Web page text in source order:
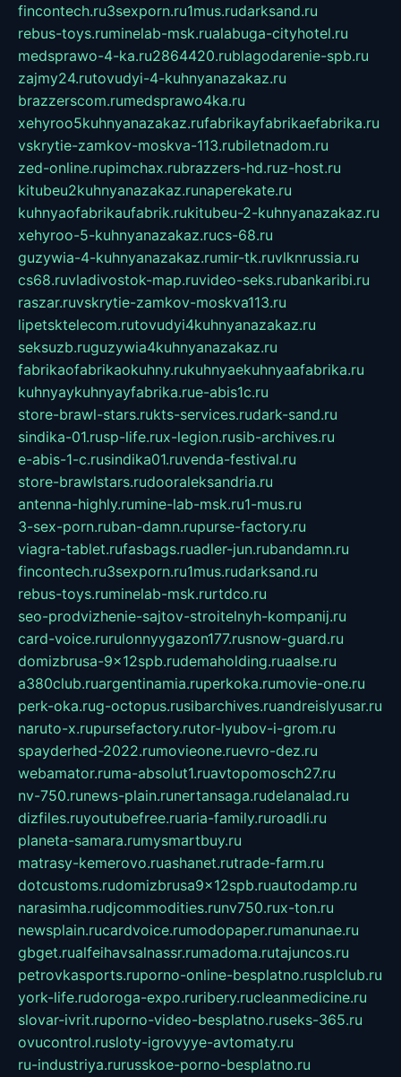
fincontech.ru3sexporn.ru1mus.rudarksand.ru
rebus-toys.ruminelab-msk.rualabuga-cityhotel.ru
medsprawo-4-ka.ru2864420.rublagodarenie-spb.ru
zajmy24.rutovudyi-4-kuhnyanazakaz.ru
brazzerscom.rumedsprawo4ka.ru
xehyroo5kuhnyanazakaz.rufabrikayfabrikaefabrika.ru
vskrytie-zamkov-moskva-113.rubiletnadom.ru
zed-online.rupimchax.rubrazzers-hd.ruz-host.ru
kitubeu2kuhnyanazakaz.runaperekate.ru
kuhnyaofabrikaufabrik.rukitubeu-2-kuhnyanazakaz.ru
xehyroo-5-kuhnyanazakaz.rucs-68.ru
guzywia-4-kuhnyanazakaz.rumir-tk.ruvlknrussia.ru
cs68.ruvladivostok-map.ruvideo-seks.rubankaribi.ru
raszar.ruvskrytie-zamkov-moskva113.ru
lipetsktelecom.rutovudyi4kuhnyanazakaz.ru
seksuzb.ruguzywia4kuhnyanazakaz.ru
fabrikaofabrikaokuhny.rukuhnyaekuhnyaafabrika.ru
kuhnyaykuhnyayfabrika.rue-abis1c.ru
store-brawl-stars.rukts-services.rudark-sand.ru
sindika-01.rusp-life.rux-legion.rusib-archives.ru
e-abis-1-c.rusindika01.ruvenda-festival.ru
store-brawlstars.rudooraleksandria.ru
antenna-highly.rumine-lab-msk.ru1-mus.ru
3-sex-porn.ruban-damn.rupurse-factory.ru
viagra-tablet.rufasbags.ruadler-jun.rubandamn.ru
fincontech.ru3sexporn.ru1mus.rudarksand.ru
rebus-toys.ruminelab-msk.rurtdco.ru
seo-prodvizhenie-sajtov-stroitelnyh-kompanij.ru
card-voice.rurulonnyygazon177.rusnow-guard.ru
domizbrusa-9x12spb.rudemaholding.ruaalse.ru
a380club.ruargentinamia.ruperkoka.rumovie-one.ru
perk-oka.rug-octopus.rusibarchives.ruandreislyusar.ru
naruto-x.rupursefactory.rutor-lyubov-i-grom.ru
spayderhed-2022.rumovieone.ruevro-dez.ru
webamator.ruma-absolut1.ruavtopomosch27.ru
nv-750.runews-plain.runertansaga.rudelanalad.ru
dizfiles.ruyoutubefree.ruaria-family.ruroadli.ru
planeta-samara.rumysmartbuy.ru
matrasy-kemerovo.ruashanet.rutrade-farm.ru
dotcustoms.rudomizbrusa9x12spb.ruautodamp.ru
narasimha.rudjcommodities.runv750.rux-ton.ru
newsplain.rucardvoice.rumodopaper.rumanunae.ru
gbget.rualfeihavsalnassr.rumadoma.rutajuncos.ru
petrovkasports.ruporno-online-besplatno.rusplclub.ru
york-life.rudoroga-expo.ruribery.rucleanmedicine.ru
slovar-ivrit.ruporno-video-besplatno.ruseks-365.ru
ovucontrol.rusloty-igrovyye-avtomaty.ru
ru-industriya.rurusskoe-porno-besplatno.ru